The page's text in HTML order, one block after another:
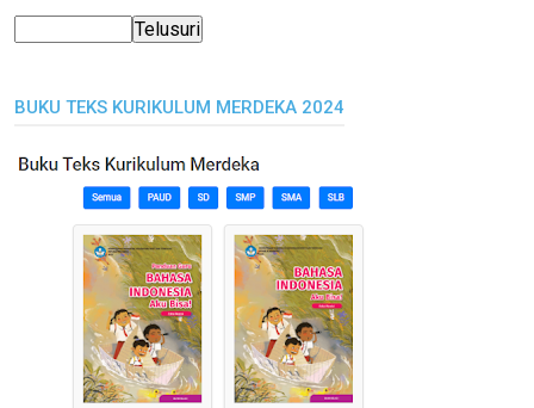
BUKU TEKS KURIKULUM MERDEKA 2024